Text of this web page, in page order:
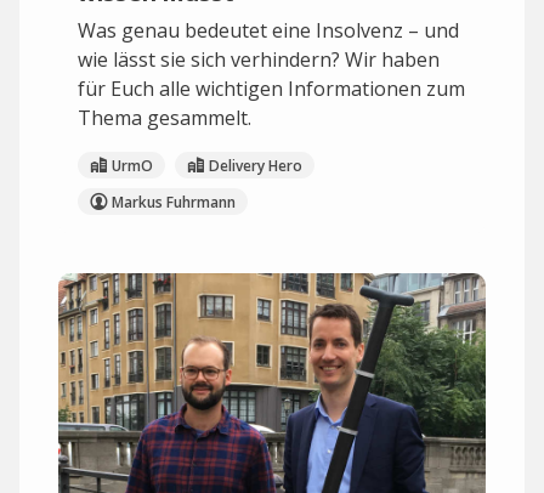
Was genau bedeutet eine Insolvenz – und
wie lässt sie sich verhindern? Wir haben
für Euch alle wichtigen Informationen zum
Thema gesammelt.
UrmO
Delivery Hero
Markus Fuhrmann